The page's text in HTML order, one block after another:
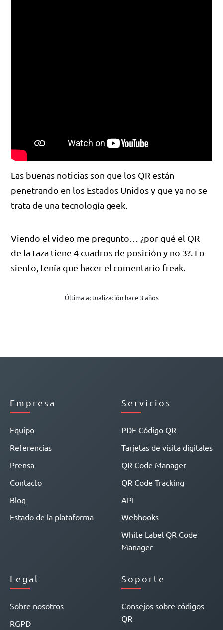
Las buenas noticias son que los QR están
penetrando en los Estados Unidos y que ya no se
trata de una tecnología geek.
Viendo el video me pregunto… ¿por qué el QR
de la taza tiene 4 cuadros de posición y no 3?. Lo
siento, tenía que hacer el comentario freak.
Última actualización hace 3 años
Empresa
Equipo
Referencias
Prensa
Contacto
Blog
Estado de la plataforma
Servicios
PDF Código QR
Tarjetas de visita digitales
QR Code Manager
QR Code Tracking
API
Webhooks
White Label QR Code
Manager
Legal
Sobre nosotros
RGPD
Soporte
Consejos sobre códigos
QR